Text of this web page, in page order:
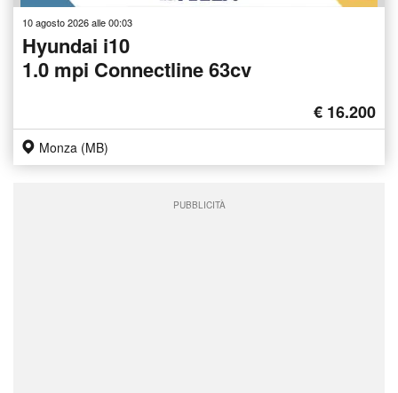
10 agosto 2026 alle 00:03
Hyundai i10
1.0 mpi Connectline 63cv
€ 16.200
Monza (MB)
PUBBLICITÀ